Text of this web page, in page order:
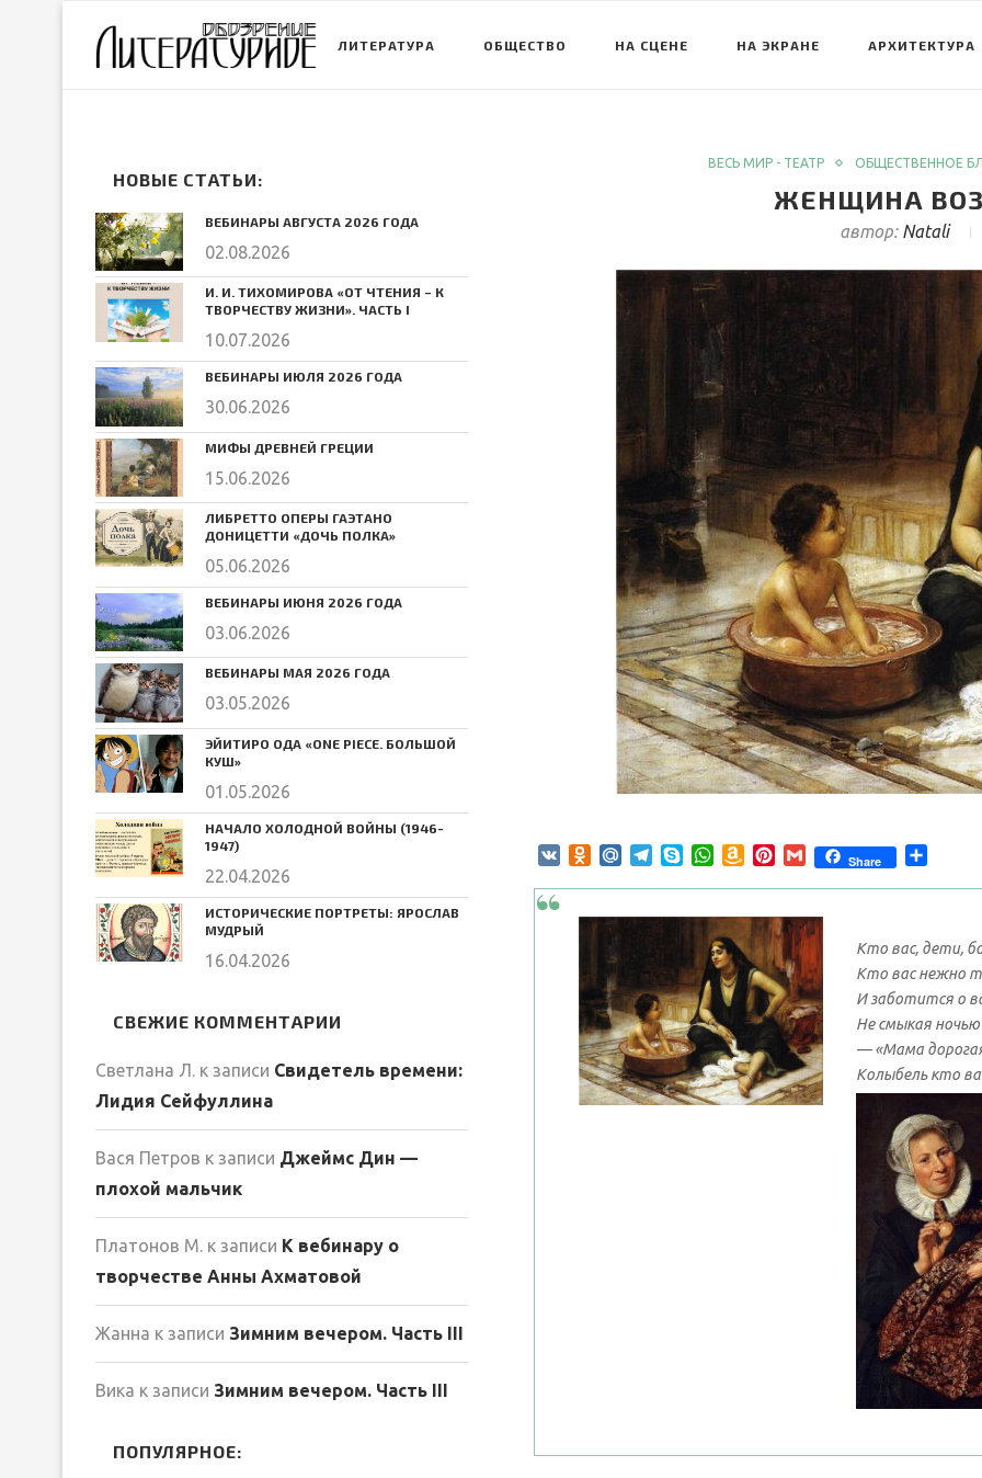
ЛИТЕРАТУРА ОБЩЕСТВО НА СЦЕНЕ НА ЭКРАНЕ АРХИТЕКТУРА
ВЕСЬ МИР - ТЕАТР ОБЩЕСТВЕННОЕ
ЖЕНЩИНА
автор: Natali
VK Odnoklassniki
Mail.RuTelegram
SkypeWhatsApp
AmazonPinterest
GmailShare
Кто вас, дети,
Кто вас нежно
И заботится о
Hе смыкая ночью
— «Мама
Колыбель кто
НОВЫЕ СТАТЬИ:
ВЕБИНАРЫ АВГУСТА 2026 ГОДА
02.08.2026
И. И. ТИХОМИРОВА «ОТ ЧТЕНИЯ – К
ТВОРЧЕСТВУ ЖИЗНИ». ЧАСТЬ I
10.07.2026
ВЕБИНАРЫ ИЮЛЯ 2026 ГОДА
30.06.2026
МИФЫ ДРЕВНЕЙ ГРЕЦИИ
15.06.2026
ЛИБРЕТТО ОПЕРЫ ГАЭТАНО
ДОНИЦЕТТИ «ДОЧЬ ПОЛКА»
05.06.2026
ВЕБИНАРЫ ИЮНЯ 2026 ГОДА
03.06.2026
ВЕБИНАРЫ МАЯ 2026 ГОДА
03.05.2026
ЭЙИТИРО ОДА «ONE PIECE. БОЛЬШОЙ
КУШ»
01.05.2026
НАЧАЛО ХОЛОДНОЙ ВОЙНЫ (1946-
1947)
22.04.2026
ИСТОРИЧЕСКИЕ ПОРТРЕТЫ: ЯРОСЛАВ
МУДРЫЙ
16.04.2026
СВЕЖИЕ КОММЕНТАРИИ
Светлана Л. к записи Свидетель времени:
Лидия Сейфуллина
Вася Петров к записи Джеймс Дин —
плохой мальчик
Платонов М. к записи К вебинару о
творчестве Анны Ахматовой
Жанна к записи Зимним вечером. Часть III
Вика к записи Зимним вечером. Часть III
ПОПУЛЯРНОЕ: